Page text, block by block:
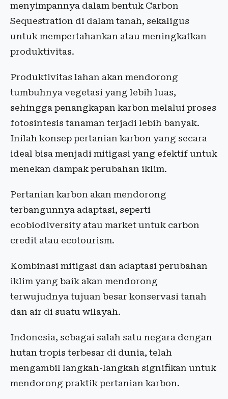
menyimpannya dalam bentuk Carbon
Sequestration di dalam tanah, sekaligus
untuk mempertahankan atau meningkatkan
produktivitas.
Produktivitas lahan akan mendorong
tumbuhnya vegetasi yang lebih luas,
sehingga penangkapan karbon melalui proses
fotosintesis tanaman terjadi lebih banyak.
Inilah konsep pertanian karbon yang secara
ideal bisa menjadi mitigasi yang efektif untuk
menekan dampak perubahan iklim.
Pertanian karbon akan mendorong
terbangunnya adaptasi, seperti
ecobiodiversity atau market untuk carbon
credit atau ecotourism.
Kombinasi mitigasi dan adaptasi perubahan
iklim yang baik akan mendorong
terwujudnya tujuan besar konservasi tanah
dan air di suatu wilayah.
Indonesia, sebagai salah satu negara dengan
hutan tropis terbesar di dunia, telah
mengambil langkah-langkah signifikan untuk
mendorong praktik pertanian karbon.